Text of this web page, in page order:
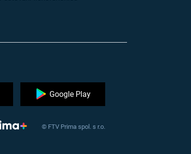
Google Play
© FTV Prima spol. s r.o.